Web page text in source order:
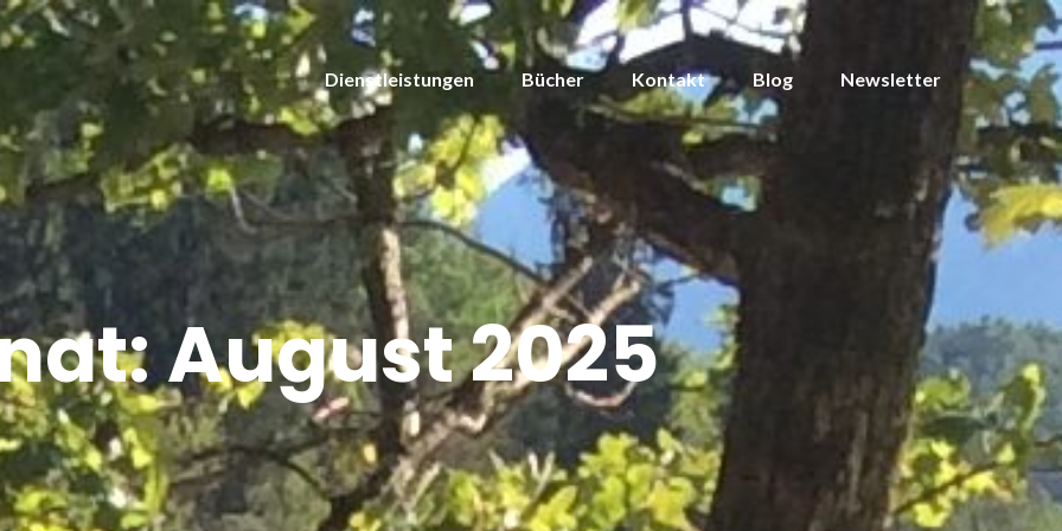
Dienstleistungen Bücher Kontakt Blog Newsletter
August 2025